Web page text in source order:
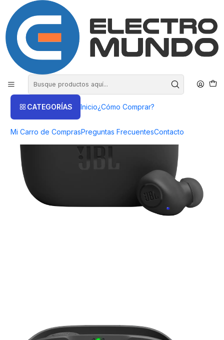
CATEGORÍAS Inicio¿Cómo Comprar?
Mi Carro de ComprasPreguntas FrecuentesContacto
COMPRA HASTA EN 3 CUOTAS SIN INTERES
Inicio Productos AUDIO Audífonos Bluetooth
Audifonos JBL Wave Buds